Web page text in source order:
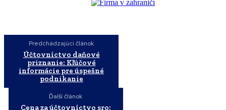
Predchádzajúci článok
Účtovníctvo daňové
priznanie: Kľúčové
informácie pre úspešné
podnikanie
Ďalší článok
Cena za účtovníctvo sro: